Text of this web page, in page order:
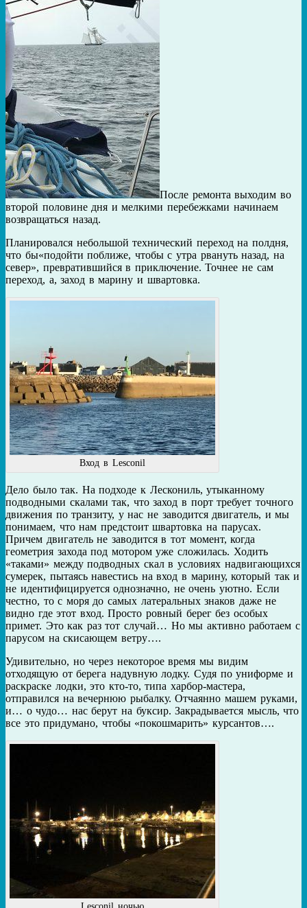
После ремонта выходим во
второй половине дня и мелкими перебежками начинаем
возвращаться назад.
Планировался небольшой технический переход на полдня,
что бы«подойти поближе, чтобы с утра рвануть назад, на
север», превратившийся в приключение. Точнее не сам
переход, а, заход в марину и швартовка.
Вход в Lesconil
Дело было так. На подходе к Лескониль, утыканному
подводными скалами так, что заход в порт требует точного
движения по транзиту, у нас не заводится двигатель, и мы
понимаем, что нам предстоит швартовка на парусах.
Причем двигатель не заводится в тот момент, когда
геометрия захода под мотором уже сложилась. Ходить
«таками» между подводных скал в условиях надвигающихся
сумерек, пытаясь навестись на вход в марину, который так и
не идентифицируется однозначно, не очень уютно. Если
честно, то с моря до самых латеральных знаков даже не
видно где этот вход. Просто ровный берег без особых
примет. Это как раз тот случай… Но мы активно работаем с
парусом на скисающем ветру….
Удивительно, но через некоторое время мы видим
отходящую от берега надувную лодку. Судя по униформе и
раскраске лодки, это кто-то, типа харбор-мастера,
отправился на вечернюю рыбалку. Отчаянно машем руками,
и… о чудо… нас берут на буксир. Закрадывается мысль, что
все это придумано, чтобы «покошмарить» курсантов….